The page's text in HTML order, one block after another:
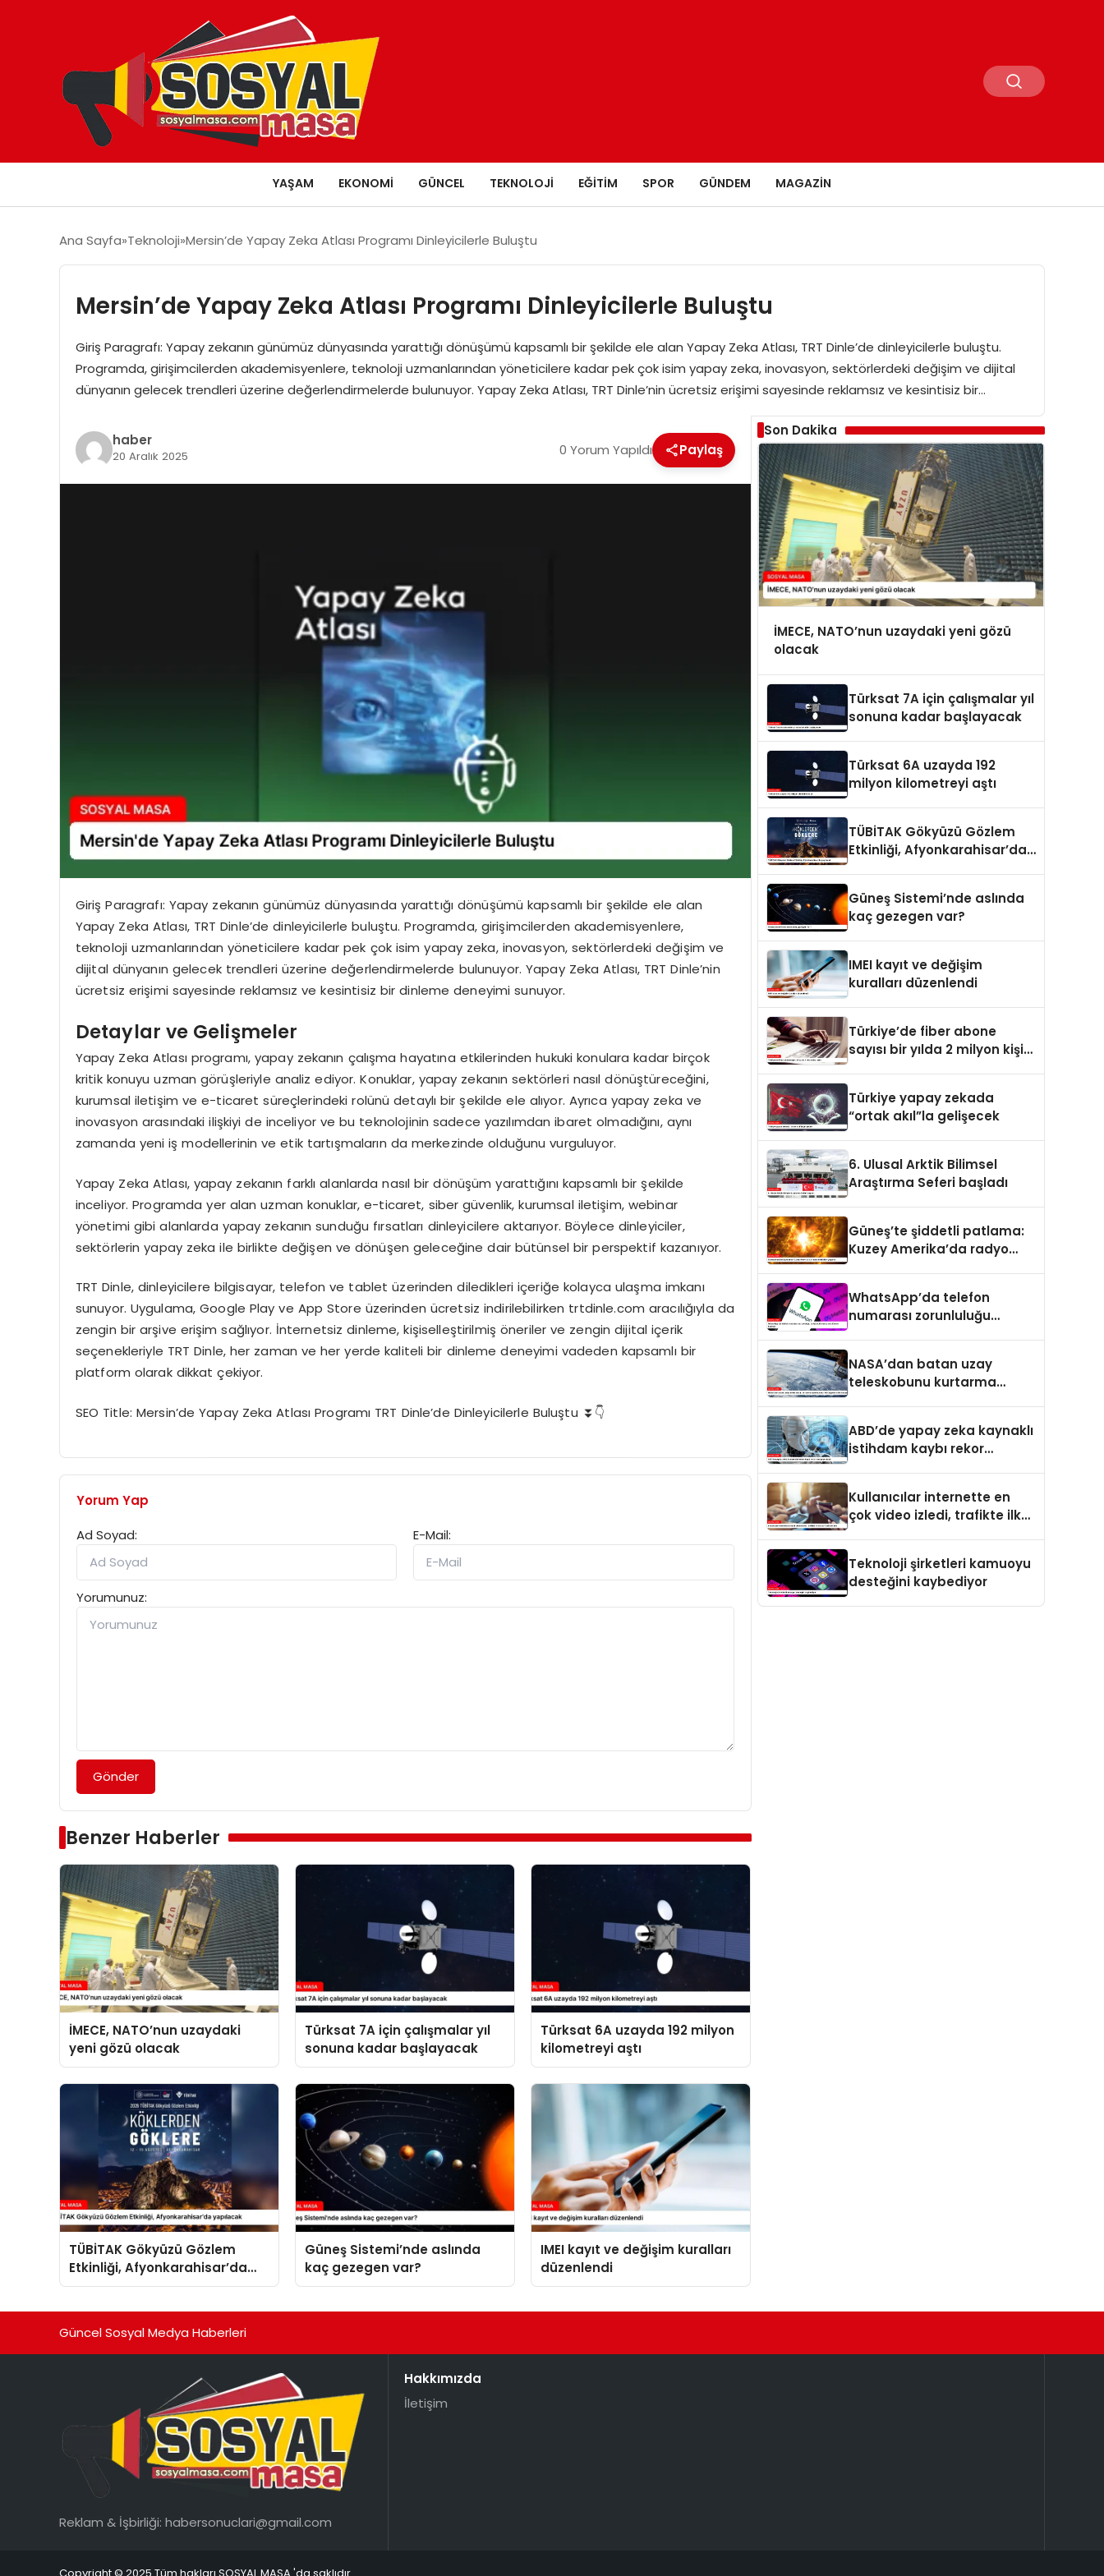
YAŞAM EKONOMI GÜNCEL TEKNOLOJI EĞITIM SPOR GÜNDEM MAGAZIN
Ana Sayfa Teknoloji Mersin’de Yapay Zeka Atlası Programı Dinleyicilerle Buluştu
Mersin’de Yapay Zeka Atlası Programı Dinleyicilerle Buluştu
Giriş Paragrafı: Yapay zekanın günümüz dünyasında yarattığı dönüşümü kapsamlı bir şekilde ele alan Yapay Zeka Atlası, TRT Dinle’de dinleyicilerle buluştu.
Programda, girişimcilerden akademisyenlere, teknoloji uzmanlarından yöneticilere kadar pek çok isim yapay zeka, inovasyon, sektörlerdeki değişim ve dijital
dünyanın gelecek trendleri üzerine değerlendirmelerde bulunuyor. Yapay Zeka Atlası, TRT Dinle’nin ücretsiz erişimi sayesinde reklamsız ve kesintisiz bir…
haber
20 Aralık 2025 0 Yorum Yapıldı Paylaş
Giriş Paragrafı: Yapay zekanın günümüz dünyasında yarattığı dönüşümü kapsamlı bir şekilde ele alan
Yapay Zeka Atlası, TRT Dinle’de dinleyicilerle buluştu. Programda, girişimcilerden akademisyenlere,
teknoloji uzmanlarından yöneticilere kadar pek çok isim yapay zeka, inovasyon, sektörlerdeki değişim ve
dijital dünyanın gelecek trendleri üzerine değerlendirmelerde bulunuyor. Yapay Zeka Atlası, TRT Dinle’nin
ücretsiz erişimi sayesinde reklamsız ve kesintisiz bir dinleme deneyimi sunuyor.
Detaylar ve Gelişmeler
Yapay Zeka Atlası programı, yapay zekanın çalışma hayatına etkilerinden hukuki konulara kadar birçok
kritik konuyu uzman görüşleriyle analiz ediyor. Konuklar, yapay zekanın sektörleri nasıl dönüştüreceğini,
kurumsal iletişim ve e-ticaret süreçlerindeki rolünü detaylı bir şekilde ele alıyor. Ayrıca yapay zeka ve
inovasyon arasındaki ilişkiyi de inceliyor ve bu teknolojinin sadece yazılımdan ibaret olmadığını, aynı
zamanda yeni iş modellerinin ve etik tartışmaların da merkezinde olduğunu vurguluyor.
Yapay Zeka Atlası, yapay zekanın farklı alanlarda nasıl bir dönüşüm yarattığını kapsamlı bir şekilde
inceliyor. Programda yer alan uzman konuklar, e-ticaret, siber güvenlik, kurumsal iletişim, webinar
yönetimi gibi alanlarda yapay zekanın sunduğu fırsatları dinleyicilere aktarıyor. Böylece dinleyiciler,
sektörlerin yapay zeka ile birlikte değişen ve dönüşen geleceğine dair bütünsel bir perspektif kazanıyor.
TRT Dinle, dinleyicilere bilgisayar, telefon ve tablet üzerinden diledikleri içeriğe kolayca ulaşma imkanı
sunuyor. Uygulama, Google Play ve App Store üzerinden ücretsiz indirilebilirken trtdinle.com aracılığıyla da
zengin bir arşive erişim sağlıyor. İnternetsiz dinleme, kişiselleştirilmiş öneriler ve zengin dijital içerik
seçenekleriyle TRT Dinle, her zaman ve her yerde kaliteli bir dinleme deneyimi vadeden kapsamlı bir
platform olarak dikkat çekiyor.
SEO Title: Mersin’de Yapay Zeka Atlası Programı TRT Dinle’de Dinleyicilerle Buluştu ⏬👇
Yorum Yap
Ad Soyad:
E-Mail:
Yorumunuz:
Gönder
Benzer Haberler
İMECE, NATO’nun uzaydaki
yeni gözü olacak
Türksat 7A için çalışmalar yıl
sonuna kadar başlayacak
Türksat 6A uzayda 192 milyon
kilometreyi aştı
TÜBİTAK Gökyüzü Gözlem
Etkinliği, Afyonkarahisar’da
yapılacak
Güneş Sistemi’nde aslında
kaç gezegen var?
IMEI kayıt ve değişim kuralları
düzenlendi
Son Dakika
İMECE, NATO’nun uzaydaki yeni gözü
olacak
Türksat 7A için çalışmalar yıl
sonuna kadar başlayacak
Türksat 6A uzayda 192
milyon kilometreyi aştı
TÜBİTAK Gökyüzü Gözlem
Etkinliği, Afyonkarahisar’da
Güneş Sistemi’nde aslında
kaç gezegen var?
IMEI kayıt ve değişim
kuralları düzenlendi
Türkiye’de fiber abone
sayısı bir yılda 2 milyon kişi
Türkiye yapay zekada
“ortak akıl”la gelişecek
6. Ulusal Arktik Bilimsel
Araştırma Seferi başladı
Güneş’te şiddetli patlama:
Kuzey Amerika’da radyo
WhatsApp’da telefon
numarası zorunluluğu
NASA’dan batan uzay
teleskobunu kurtarma
ABD’de yapay zeka kaynaklı
istihdam kaybı rekor
Kullanıcılar internette en
çok video izledi, trafikte ilk
Teknoloji şirketleri kamuoyu
desteğini kaybediyor
Güncel Sosyal Medya Haberleri
Reklam & İşbirliği: habersonuclari@gmail.com
Hakkımızda
İletişim